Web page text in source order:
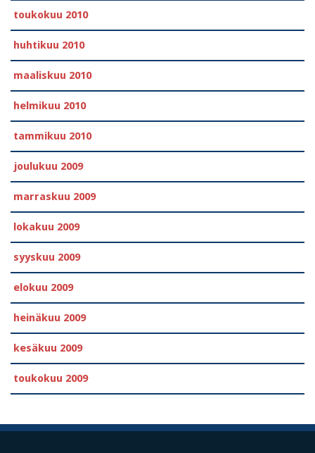
toukokuu 2010
huhtikuu 2010
maaliskuu 2010
helmikuu 2010
tammikuu 2010
joulukuu 2009
marraskuu 2009
lokakuu 2009
syyskuu 2009
elokuu 2009
heinäkuu 2009
kesäkuu 2009
toukokuu 2009